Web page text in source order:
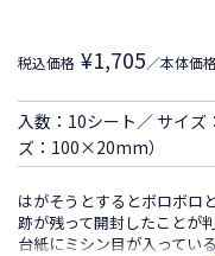
税込価格 ¥1,705／本体価
入数：10シート／ サイ
ズ：100×20mm）
はがそうとするとボロボロ
跡が残って開封したことが
台紙にミシン目が入ってい